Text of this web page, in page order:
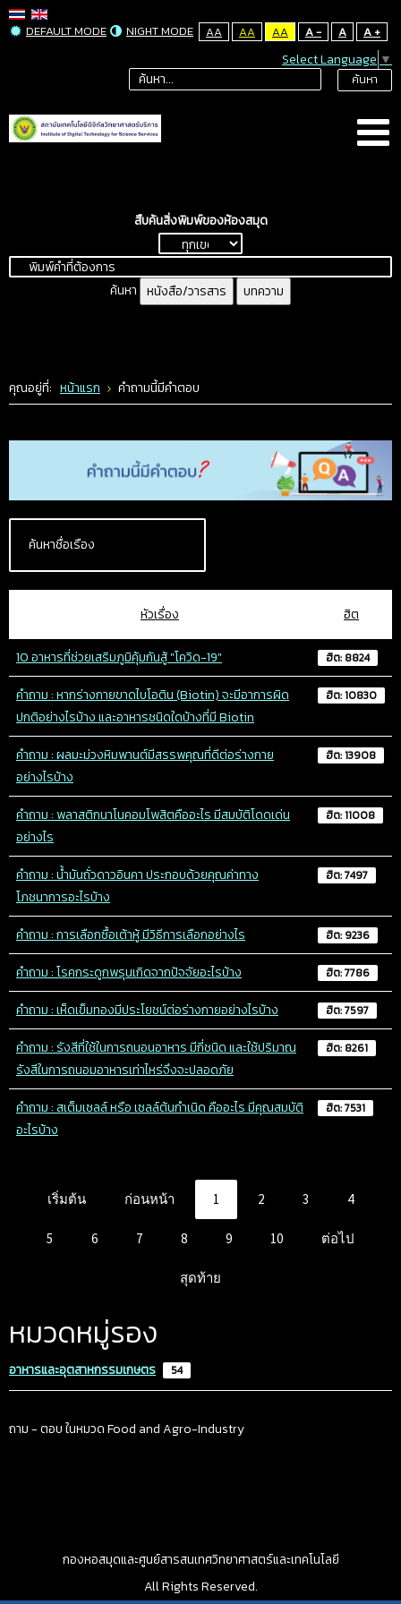
DEFAULT MODE NIGHT MODE AA AA AA A - A A +
Select Language ▼
ค้นหา
สืบค้นสิ่งพิมพ์ของห้องสมุด
ค้นหา หนังสือ/วารสาร บทความ
คุณอยู่ที่: หน้าแรก คำถามนี้มีคำตอบ
หัวเรื่อง ฮิต
10 อาหารที่ช่วยเสริมภูมิคุ้มกันสู้ "โควิด-19" ฮิต: 8824
คำถาม : หากร่างกายขาดไบโอติน (Biotin) จะมีอาการผิด
ปกติอย่างไรบ้าง และอาหารชนิดใดบ้างที่มี Biotin
ฮิต: 10830
คำถาม : ผลมะม่วงหิมพานต์มีสรรพคุณที่ดีต่อร่างกาย
อย่างไรบ้าง
ฮิต: 13908
คำถาม : พลาสติกนาโนคอมโพสิตคืออะไร มีสมบัติโดดเด่น
อย่างไร
ฮิต: 11008
คำถาม : น้ำมันถั่วดาวอินคา ประกอบด้วยคุณค่าทาง
โภชนาการอะไรบ้าง
ฮิต: 7497
คำถาม : การเลือกซื้อเต้าหู้ มีวิธีการเลือกอย่างไร ฮิต: 9236
คำถาม : โรคกระดูกพรุนเกิดจากปัจจัยอะไรบ้าง ฮิต: 7786
คำถาม : เห็ดเข็มทองมีประโยชน์ต่อร่างกายอย่างไรบ้าง ฮิต: 7597
คำถาม : รังสีที่ใช้ในการถนอนอาหาร มีกี่ชนิด และใช้ปริมาณ
รังสีในการถนอมอาหารเท่าไหร่จึงจะปลอดภัย
ฮิต: 8261
คำถาม : สเต็มเซลล์ หรือ เซลล์ต้นกำเนิด คืออะไร มีคุณสมบัติ
อะไรบ้าง
ฮิต: 7531
เริ่มต้น ก่อนหน้า 1 2 3 4
5 6 7 8 9 10 ต่อไป
สุดท้าย
หมวดหมู่รอง
อาหารและอุตสาหกรรมเกษตร 54
ถาม - ตอบ ในหมวด Food and Agro-Industry
กองหอสมุดและศูนย์สารสนเทศวิทยาศาสตร์และเทคโนโลยี
All Rights Reserved.